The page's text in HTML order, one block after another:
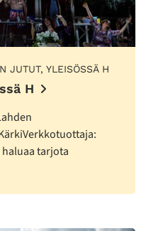
JUTUT, YLEISÖSSÄ H
H
tarjota